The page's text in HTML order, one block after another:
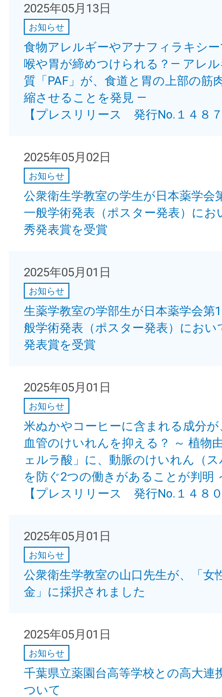
2025年05月13日
お知らせ
食物アレルギーやアナフィラキシ
喉や胃が締めつけられる？— アレ
質「PAF」が、食道と胃の上部の筋
縮させることを発見 —
【プレスリリース 発行No.１４８
2025年05月02日
お知らせ
公衆衛生学教室の学生が日本薬学会
一般学術発表（ポスター発表）にお
秀発表賞を受賞
2025年05月01日
お知らせ
生薬学教室の学部生が日本薬学会第
般学術発表（ポスター発表）におい
発表賞を受賞
2025年05月01日
お知らせ
米ぬかやコーヒーに含まれる成分が
血管のけいれんを抑える？ ～ 植物
ェルラ酸」に、動脈のけいれん（
を防ぐ2つの働きがあることが判明
【プレスリリース 発行No.１４８
2025年05月01日
お知らせ
公衆衛生学教室の山口先生が、「女
金」に採択されました
2025年05月01日
お知らせ
千葉県立薬園台高等学校との高大連
ついて